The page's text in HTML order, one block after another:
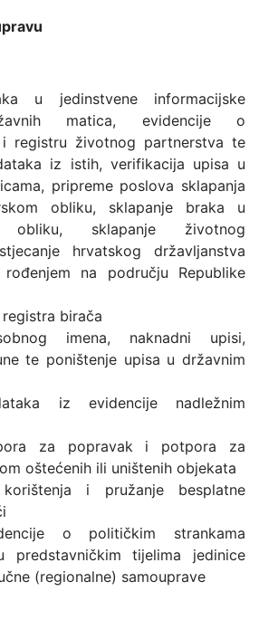
u jedinstvene informacijske
matica, evidencije o
i registru životnog partnerstva te
iz istih, verifikacija upisa u
pripreme poslova sklapanja
obliku, sklapanje braka u
obliku, sklapanje životnog
hrvatskog državljanstva
na području Republike
birača
imena, naknadni upisi,
te poništenje upisa u državnim
iz evidencije nadležnim
za popravak i potpora za
oštećenih ili uništenih objekata
korištenja i pružanje besplatne
o političkim strankama
predstavničkim tijelima jedinice
(regionalne) samouprave